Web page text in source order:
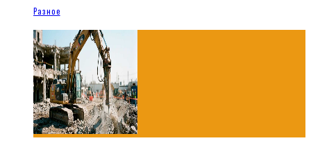
Разное